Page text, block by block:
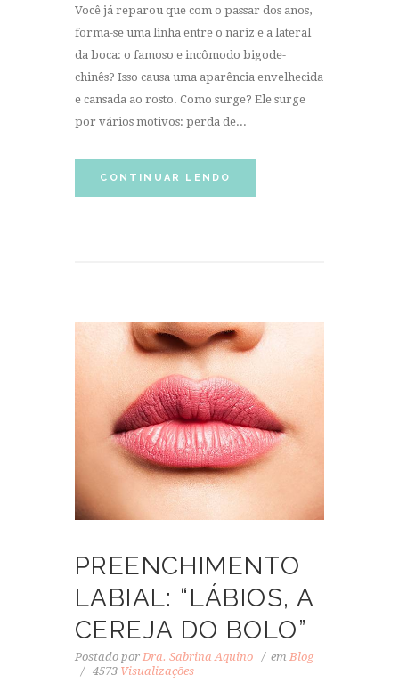
Você já reparou que com o passar dos anos,
forma-se uma linha entre o nariz e a lateral
da boca: o famoso e incômodo bigode-
chinês? Isso causa uma aparência envelhecida
e cansada ao rosto. Como surge? Ele surge
por vários motivos: perda de...
CONTINUAR LENDO
PREENCHIMENTO
LABIAL: “LÁBIOS, A
CEREJA DO BOLO”
Postado por Dra. Sabrina Aquino em Blog
4573 Visualizações